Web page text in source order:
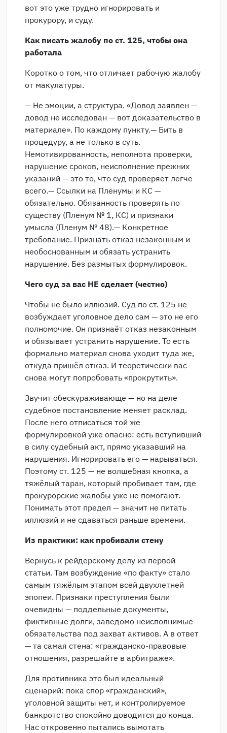
вот это уже трудно игнорировать и
прокурору, и суду.
Как писать жалобу по ст. 125, чтобы она
работала
Коротко о том, что отличает рабочую жалобу
от макулатуры.
— Не эмоции, а структура. «Довод заявлен —
довод не исследован — вот доказательство в
материале». По каждому пункту.— Бить в
процедуру, а не только в суть.
Немотивированность, неполнота проверки,
нарушение сроков, неисполнение прежних
указаний — это то, что суд проверяет легче
всего.— Ссылки на Пленумы и КС —
обязательно. Обязанность проверять по
существу (Пленум № 1, КС) и признаки
умысла (Пленум № 48).— Конкретное
требование. Признать отказ незаконным и
необоснованным и обязать устранить
нарушение. Без размытых формулировок.
Чего суд за вас НЕ сделает (честно)
Чтобы не было иллюзий. Суд по ст. 125 не
возбуждает уголовное дело сам — это не его
полномочие. Он признаёт отказ незаконным
и обязывает устранить нарушение. То есть
формально материал снова уходит туда же,
откуда пришёл отказ. И теоретически вас
снова могут попробовать «прокрутить».
Звучит обескураживающе — но на деле
судебное постановление меняет расклад.
После него отписаться той же
формулировкой уже опасно: есть вступивший
в силу судебный акт, прямо указавший на
нарушения. Игнорировать его — нарываться.
Поэтому ст. 125 — не волшебная кнопка, а
тяжёлый таран, который пробивает там, где
прокурорские жалобы уже не помогают.
Понимать этот предел — значит не питать
иллюзий и не сдаваться раньше времени.
Из практики: как пробивали стену
Вернусь к рейдерскому делу из первой
статьи. Там возбуждение «по факту» стало
самым тяжёлым этапом всей двухлетней
эпопеи. Признаки преступления были
очевидны — поддельные документы,
фиктивные долги, заведомо неисполнимые
обязательства под захват активов. А в ответ
— та самая стена: «гражданско-правовые
отношения, разрешайте в арбитраже».
Для противника это был идеальный
сценарий: пока спор «гражданский»,
уголовной защиты нет, и контролируемое
банкротство спокойно доводится до конца.
Нас откровенно пытались вымотать